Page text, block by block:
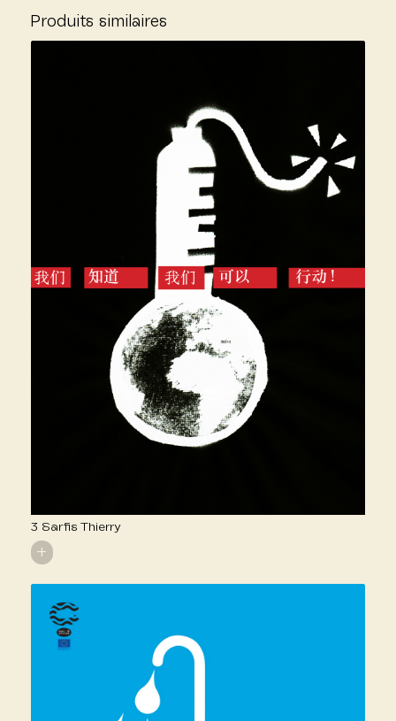
Produits similaires
3 Sarfis Thierry
+